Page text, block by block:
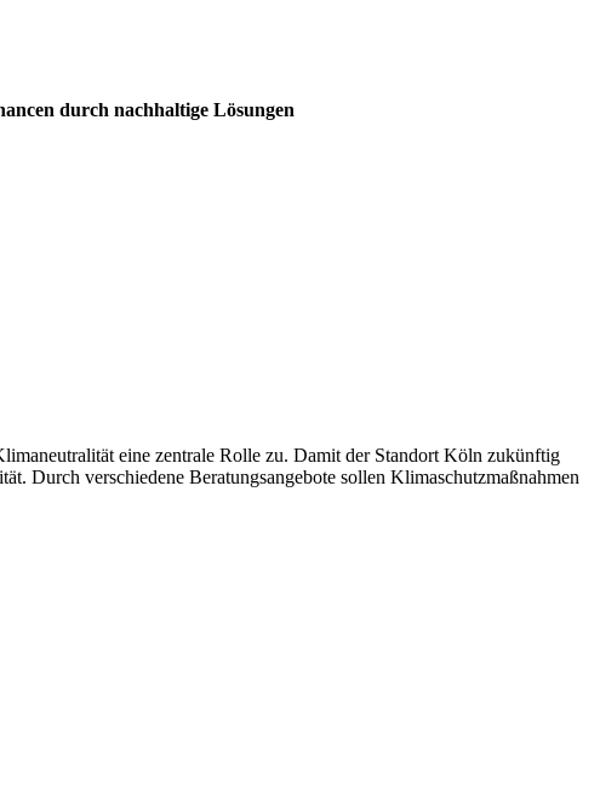
durch nachhaltige Lösungen
eine zentrale Rolle zu. Damit der Standort Köln zukünftig
Durch verschiedene Beratungsangebote sollen Klimaschutzmaßnahmen